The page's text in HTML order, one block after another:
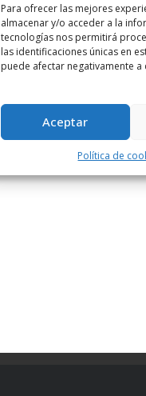
Para ofrecer las mejores
almacenar y/o acceder a la
tecnologías nos permitirá
las identificaciones únicas en
puede afectar negativamente
Aceptar
Política de